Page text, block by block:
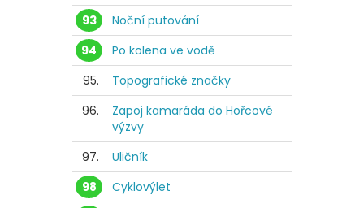
93
Noční putování
94
Po kolena ve vodě
95.
Topografické značky
96.
Zapoj kamaráda do Hořcové
výzvy
97.
Uličník
98
Cyklovýlet